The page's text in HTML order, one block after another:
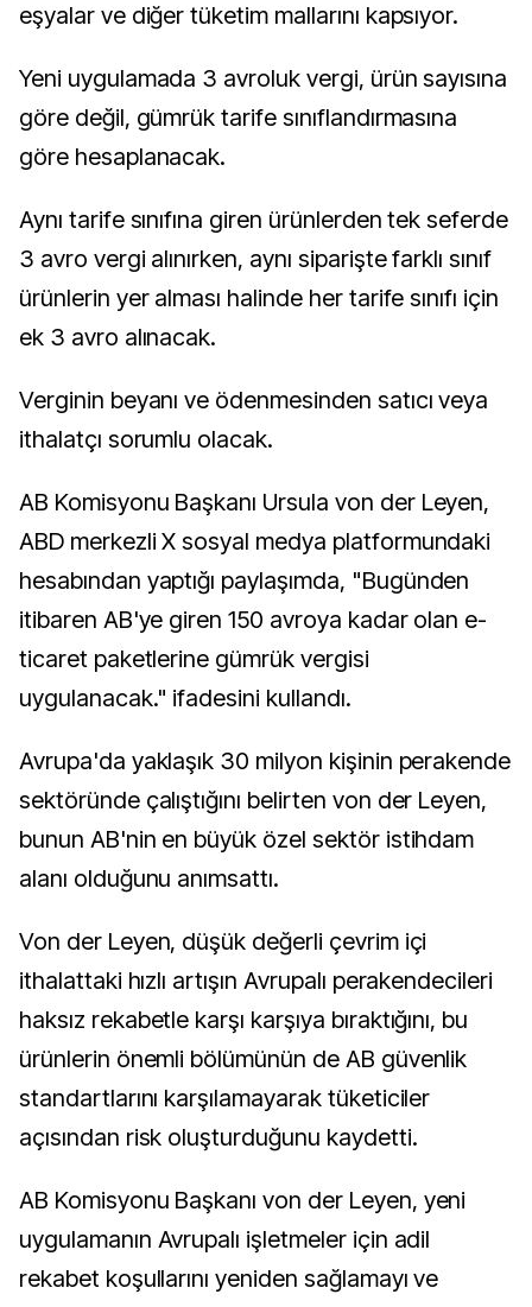
eşyalar ve diğer tüketim mallarını kapsıyor.
Yeni uygulamada 3 avroluk vergi, ürün sayısına
göre değil, gümrük tarife sınıflandırmasına
göre hesaplanacak.
Aynı tarife sınıfına giren ürünlerden tek seferde
3 avro vergi alınırken, aynı siparişte farklı sınıf
ürünlerin yer alması halinde her tarife sınıfı için
ek 3 avro alınacak.
Verginin beyanı ve ödenmesinden satıcı veya
ithalatçı sorumlu olacak.
AB Komisyonu Başkanı Ursula von der Leyen,
ABD merkezli X sosyal medya platformundaki
hesabından yaptığı paylaşımda, "Bugünden
itibaren AB'ye giren 150 avroya kadar olan e-
ticaret paketlerine gümrük vergisi
uygulanacak." ifadesini kullandı.
Avrupa'da yaklaşık 30 milyon kişinin perakende
sektöründe çalıştığını belirten von der Leyen,
bunun AB'nin en büyük özel sektör istihdam
alanı olduğunu anımsattı.
Von der Leyen, düşük değerli çevrim içi
ithalattaki hızlı artışın Avrupalı perakendecileri
haksız rekabetle karşı karşıya bıraktığını, bu
ürünlerin önemli bölümünün de AB güvenlik
standartlarını karşılamayarak tüketiciler
açısından risk oluşturduğunu kaydetti.
AB Komisyonu Başkanı von der Leyen, yeni
uygulamanın Avrupalı işletmeler için adil
rekabet koşullarını yeniden sağlamayı ve